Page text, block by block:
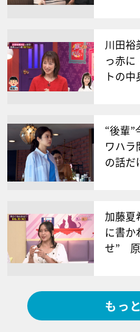
川田裕
っ赤に
トの
“後輩”
ワハラ
の話
加藤夏
に書か
せ”
もっ